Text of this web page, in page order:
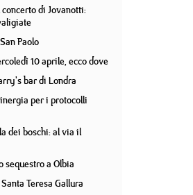
di Jovanotti:
Paolo
10 aprile, ecco dove
bar di Londra
per i protocolli
dei boschi: al via il
sequestro a Olbia
Teresa Gallura